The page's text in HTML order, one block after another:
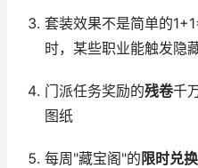
套装效果不是简单的
时，某些职业能触发隐
门派任务奖励的残卷千
图纸
每周"藏宝阁"的 限时兑换